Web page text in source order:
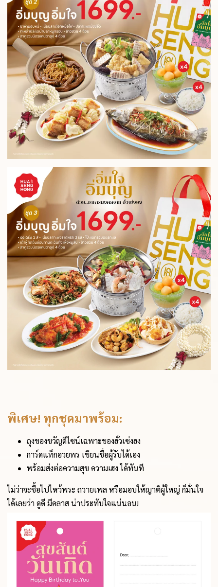
พิเศษ! ทุกชุดมาพร้อม:
ถุงของขวัญดีไซน์เฉพาะของฮั่วเซ่งฮง
การ์ดแท็กอวยพร เขียนชื่อผู้รับได้เอง
พร้อมส่งต่อความสุข ความเฮง ได้ทันที
ไม่ว่าจะซื้อไปไหว้พระ ถวายเพล หรือมอบให้ญาติผู้ใหญ่ ก็มั่นใจ
ได้เลยว่า ดูดี มีคลาส น่าประทับใจแน่นอน!